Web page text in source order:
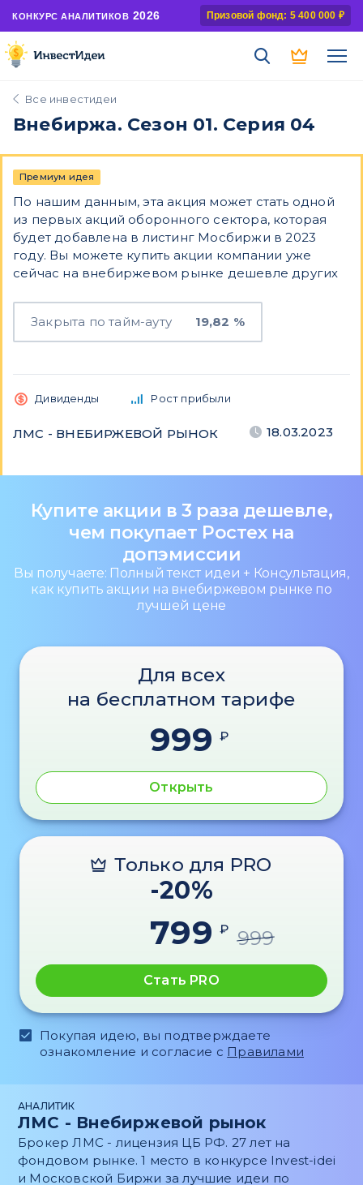
КОНКУРС АНАЛИТИКОВ 2026 Призовой фонд: 5 400 000 ₽
Все инвестидеи
Внебиржа. Сезон 01. Серия 04
Премиум идея
По нашим данным, эта акция может стать одной
из первых акций оборонного сектора, которая
будет добавлена в листинг Мосбиржи в 2023
году. Вы можете купить акции компании уже
сейчас на внебиржевом рынке дешевле других
Закрыта по тайм-ауту 19,82 %
Дивиденды Рост прибыли
ЛМС - ВНЕБИРЖЕВОЙ РЫНОК 18.03.2023
Купите акции в 3 раза дешевле,
чем покупает Ростех на
допэмиссии
Вы получаете: Полный текст идеи + Консультация,
как купить акции на внебиржевом рынке по
лучшей цене
Для всех
на бесплатном тарифе
999 ₽
Открыть
Только для PRO
-20%
799 ₽ 999
Стать PRO
Покупая идею, вы подтверждаете
ознакомление и согласие с Правилами
АНАЛИТИК
ЛМС - Внебиржевой рынок
Брокер ЛМС - лицензия ЦБ РФ. 27 лет на
фондовом рынке. 1 место в конкурсе Invest-idei
и Московской Биржи за лучшие идеи по